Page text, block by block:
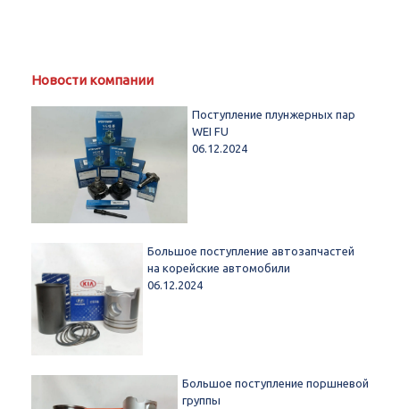
Новости компании
Поступление плунжерных пар
WEI FU
06.12.2024
Большое поступление автозапчастей
на корейские автомобили
06.12.2024
Большое поступление поршневой
группы